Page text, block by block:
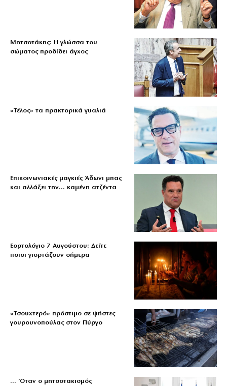
Μητσοτάκης: Η γλώσσα του
σώματος προδίδει άγχος
«Τέλος» τα πρακτορικά γυαλιά
Επικοινωνιακές μαγκιές Άδωνι μπας
και αλλάξει την… καμένη ατζέντα
Εορτολόγιο 7 Αυγούστου: Δείτε
ποιοι γιορτάζουν σήμερα
«Τσουχτερό» πρόστιμο σε ψήστες
γουρουνοπούλας στον Πύργο
… Όταν ο μητσοτακισμός